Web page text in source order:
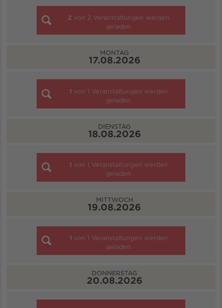
2 von 2 Veranstaltungen werden
geladen
MONTAG
17.08.2026
1 von 1 Veranstaltungen werden
geladen
DIENSTAG
18.08.2026
1 von 1 Veranstaltungen werden
geladen
MITTWOCH
19.08.2026
1 von 1 Veranstaltungen werden
geladen
DONNERSTAG
20.08.2026